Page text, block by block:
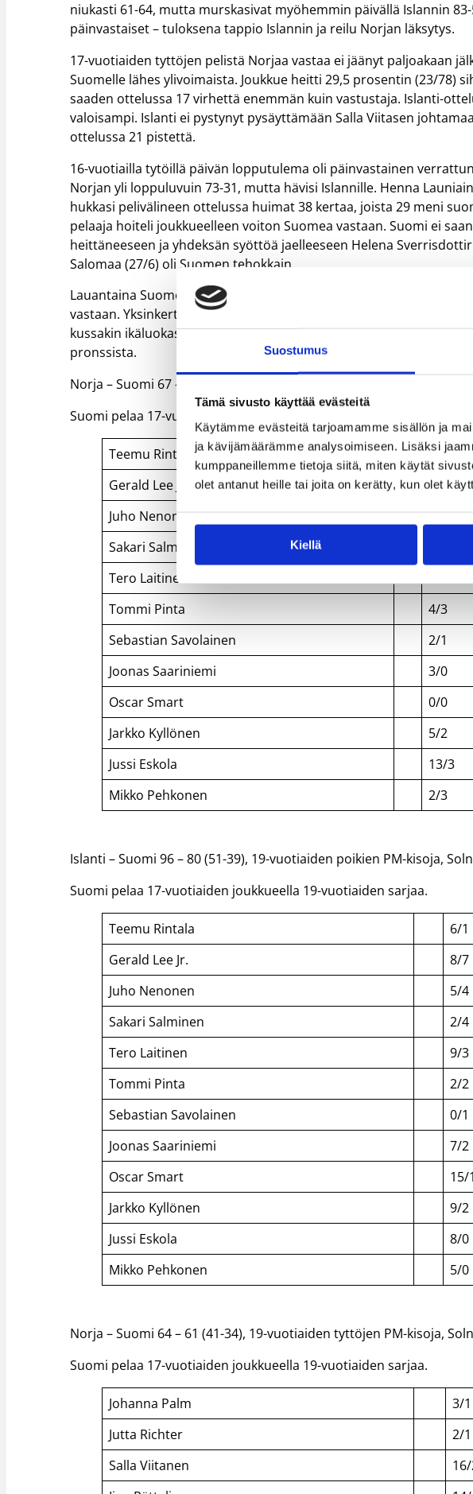
Suostumus
Tämä sivusto käyttää evästeitä
Käytämme evästeitä tarjoamamme sisällön ja
ja kävijämäärämme analysoimiseen. Lisäksi
kumppaneillemme tietoja siitä, miten käytät
olet antanut heille tai joita on kerätty, kun olet
Kiellä
niukasti 61-64, mutta murskasivat myöhemmin päivällä Islannin
päinvastaiset – tuloksena tappio Islannin ja reilu Norjan läksytys.
17-vuotiaiden tyttöjen pelistä Norjaa vastaa ei jäänyt paljoakaan
Suomelle lähes ylivoimaista. Joukkue heitti 29,5 prosentin (23/78)
saaden ottelussa 17 virhettä enemmän kuin vastustaja. Islanti-
valoisampi. Islanti ei pystynyt pysäyttämään Salla Viitasen
ottelussa 21 pistettä.
16-vuotiailla tytöillä päivän lopputulema oli päinvastainen
Norjan yli loppuluvuin 73-31, mutta hävisi Islannille. Henna
hukkasi pelivälineen ottelussa huimat 38 kertaa, joista 29 meni
pelaaja hoiteli joukkueelleen voiton Suomea vastaan. Suomi ei
heittäneeseen ja yhdeksän syöttöä jaelleeseen Helena
Salomaa (27/6) oli Suomen tehokkain.
Lauantaina Suomen nuorten maajoukkueilla on edessään PM-
vastaan. Yksinkertaisen alkusarjan jälkeen sarjataulukon paras ja
kussakin ikäluokassa sunnuntaina PM-finaalin. Kolmas ja neljäs
pronssista.
Norja – Suomi 67 – 70 (40-37), 19-vuotiaiden poikien PM-kisoja,
Suomi pelaa 17-vuotiaiden joukkueella 19-vuotiaiden sarjaa.
Teemu Rintala
7/4
Gerald Lee Jr.
14/15
Juho Nenonen
10/1
Sakari Salminen
Tero Laitinen
Tommi Pinta
4/3
Sebastian Savolainen
2/1
Joonas Saariniemi
3/0
Oscar Smart
0/0
Jarkko Kyllönen
5/2
Jussi Eskola
13/3
Mikko Pehkonen
2/3
Islanti – Suomi 96 – 80 (51-39), 19-vuotiaiden poikien PM-kisoja,
Suomi pelaa 17-vuotiaiden joukkueella 19-vuotiaiden sarjaa.
Teemu Rintala
6/1
Gerald Lee Jr.
8/7
Juho Nenonen
5/4
Sakari Salminen
2/4
Tero Laitinen
9/3
Tommi Pinta
2/2
Sebastian Savolainen
0/1
Joonas Saariniemi
7/2
Oscar Smart
15/1
Jarkko Kyllönen
9/2
Jussi Eskola
8/0
Mikko Pehkonen
5/0
Norja – Suomi 64 – 61 (41-34), 19-vuotiaiden tyttöjen PM-kisoja,
Suomi pelaa 17-vuotiaiden joukkueella 19-vuotiaiden sarjaa.
Johanna Palm
3/1
Jutta Richter
2/1
Salla Viitanen